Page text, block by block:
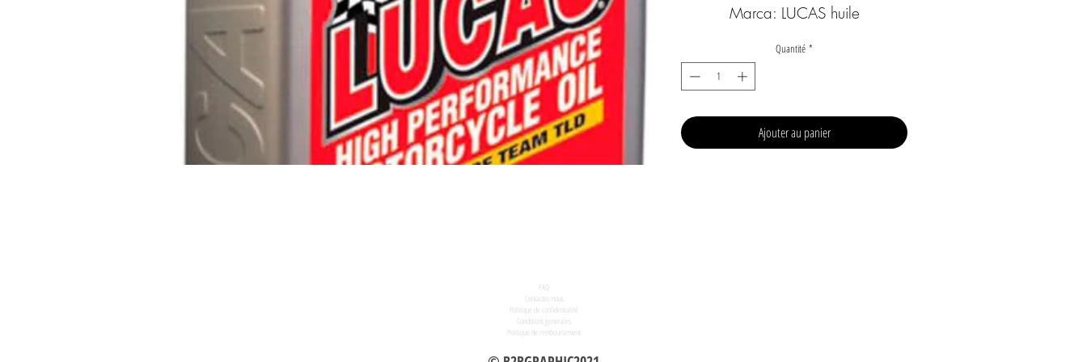
Marca: LUCAS huile
Quantité *
Ajouter au panier
FAQ
Contactez-nous
Politique de confidentialité
Conditions generales
Politique de remboursement